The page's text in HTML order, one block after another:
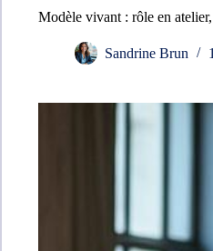
Modèle vivant : rôle en
Sandrine Brun